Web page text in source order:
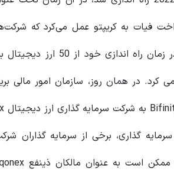
فیات به کریپتو عمل می‌کرد که
متصل می‌کرد. این پلتفرم